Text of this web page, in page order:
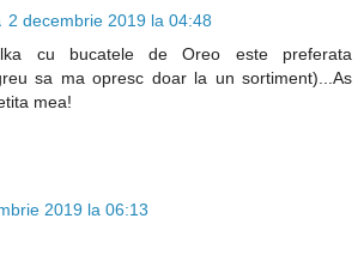
2 decembrie 2019 la 04:48
cu bucatele de Oreo este preferata
sa ma opresc doar la un sortiment)...As
mea!
2019 la 06:13